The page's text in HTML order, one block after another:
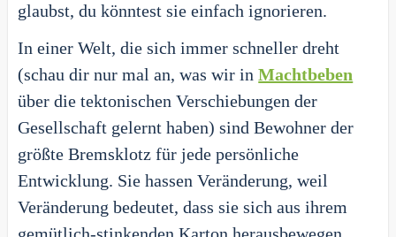
glaubst, du könntest sie einfach ignorieren.
In einer Welt, die sich immer schneller dreht
(schau dir nur mal an, was wir inMachtbeben
über die tektonischen Verschiebungen der
Gesellschaft gelernt haben) sind Bewohner der
größte Bremsklotz für jede persönliche
Entwicklung. Sie hassen Veränderung, weil
Veränderung bedeutet, dass sie sich aus ihrem
gemütlich-stinkenden Karton herausbewegen